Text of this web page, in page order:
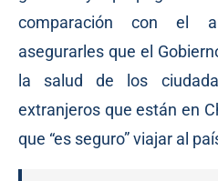
comparación con el
asegurarles que el
la salud de los
extranjeros que están en
que “es seguro” viajar al